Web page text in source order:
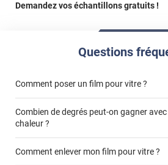
Demandez vos échantillons gratuits !
Questions
Comment poser un film pour vitre ?
Combien de degrés peut-on gagner
chaleur ?
Comment enlever mon film pour vitre ?